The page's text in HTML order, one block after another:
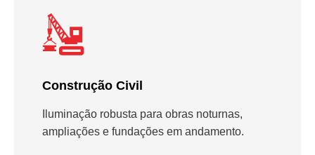
Construção Civil
Iluminação robusta para obras noturnas,
ampliações e fundações em andamento.